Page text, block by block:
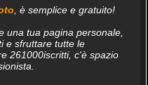
, è semplice e gratuito!
una tua pagina personale,
e sfruttare tutte le
261000iscritti, c'è spazio